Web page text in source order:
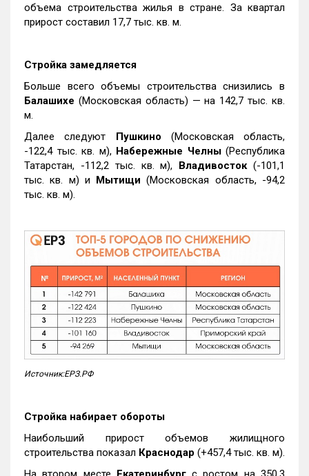
объема строительства жилья в стране. За квартал
прирост составил 17,7 тыс. кв. м.
Стройка замедляется
Больше всего объемы строительства снизились в
Балашихе (Московская область) — на 142,7 тыс. кв.
м.
Далее следуют Пушкино (Московская область,
-122,4 тыс. кв. м), Набережные Челны(Республика
Татарстан, -112,2 тыс. кв. м), Владивосток(-101,1
тыс. кв. м) и Мытищи (Московская область, -94,2
тыс. кв. м).
Источник:ЕРЗ.РФ
Стройка набирает обороты
Наибольший прирост объемов жилищного
строительства показал Краснодар (+457,4 тыс. кв. м).